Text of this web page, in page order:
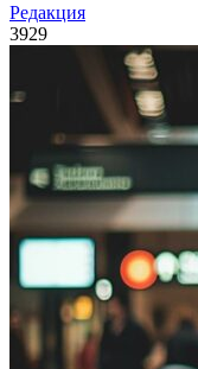
Редакция
3929